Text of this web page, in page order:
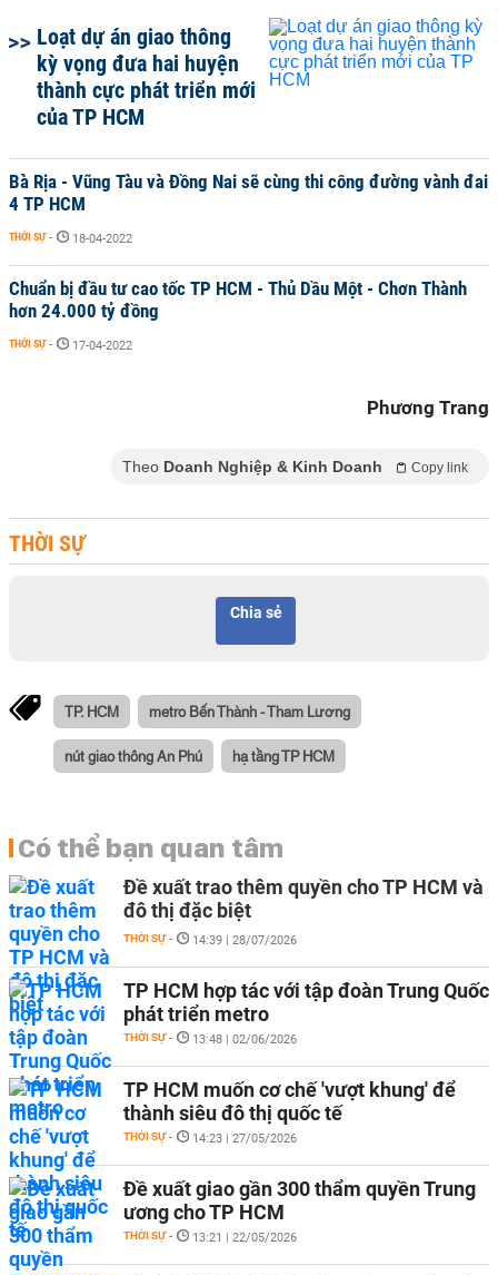
Loạt dự án giao thông
kỳ vọng đưa hai huyện
thành cực phát triển mới
của TP HCM
Bà Rịa - Vũng Tàu và Đồng Nai sẽ cùng thi công đường vành đai
4 TP HCM
THỜI SỰ - 18-04-2022
Chuẩn bị đầu tư cao tốc TP HCM - Thủ Dầu Một - Chơn Thành
hơn 24.000 tỷ đồng
THỜI SỰ - 17-04-2022
Phương Trang
Theo Doanh Nghiệp & Kinh Doanh Copy link
THỜI SỰ
Chia sẻ
TP. HCM metro Bến Thành - Tham Lương
nút giao thông An Phú hạ tầng TP HCM
Có thể bạn quan tâm
Đề xuất trao thêm quyền cho TP HCM và
đô thị đặc biệt
THỜI SỰ - 14:39 | 28/07/2026
TP HCM hợp tác với tập đoàn Trung Quốc
phát triển metro
THỜI SỰ - 13:48 | 02/06/2026
TP HCM muốn cơ chế 'vượt khung' để
thành siêu đô thị quốc tế
THỜI SỰ - 14:23 | 27/05/2026
Đề xuất giao gần 300 thẩm quyền Trung
ương cho TP HCM
THỜI SỰ - 13:21 | 22/05/2026